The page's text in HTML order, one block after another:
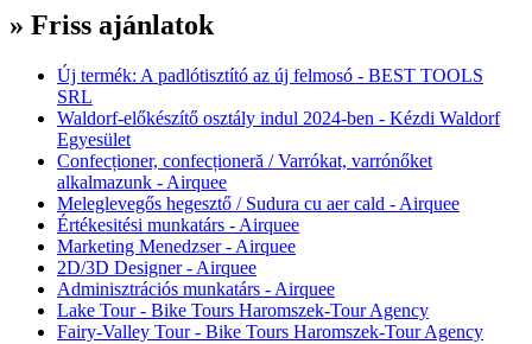
» Friss ajánlatok
Új termék: A padlótisztító az új felmosó - BEST TOOLS
SRL
Waldorf-előkészítő osztály indul 2024-ben - Kézdi Waldorf
Egyesület
Confecționer, confecționeră / Varrókat, varrónőket
alkalmazunk - Airquee
Meleglevegős hegesztő / Sudura cu aer cald - Airquee
Értékesitési munkatárs - Airquee
Marketing Menedzser - Airquee
2D/3D Designer - Airquee
Adminisztrációs munkatárs - Airquee
Lake Tour - Bike Tours Haromszek-Tour Agency
Fairy-Valley Tour - Bike Tours Haromszek-Tour Agency